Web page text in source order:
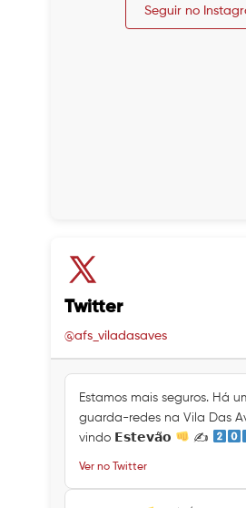
Seguir no
Twitter
@afs_viladasaves
Estamos mais seguros. Há
guarda-redes na Vila Das
vindo 𝗘𝘀𝘁𝗲𝘃𝗮̃𝗼
✍
Ver no Twitter